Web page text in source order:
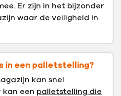
Er zijn in het bijzonder
waar de veiligheid in
in een palletstelling?
kan snel
kan een palletstelling die